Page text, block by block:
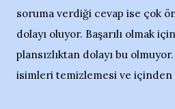
soruma verdiği cevap ise çok
dolayı oluyor. Başarılı olmak
plansızlıktan dolayı bu
isimleri temizlemesi ve içinden